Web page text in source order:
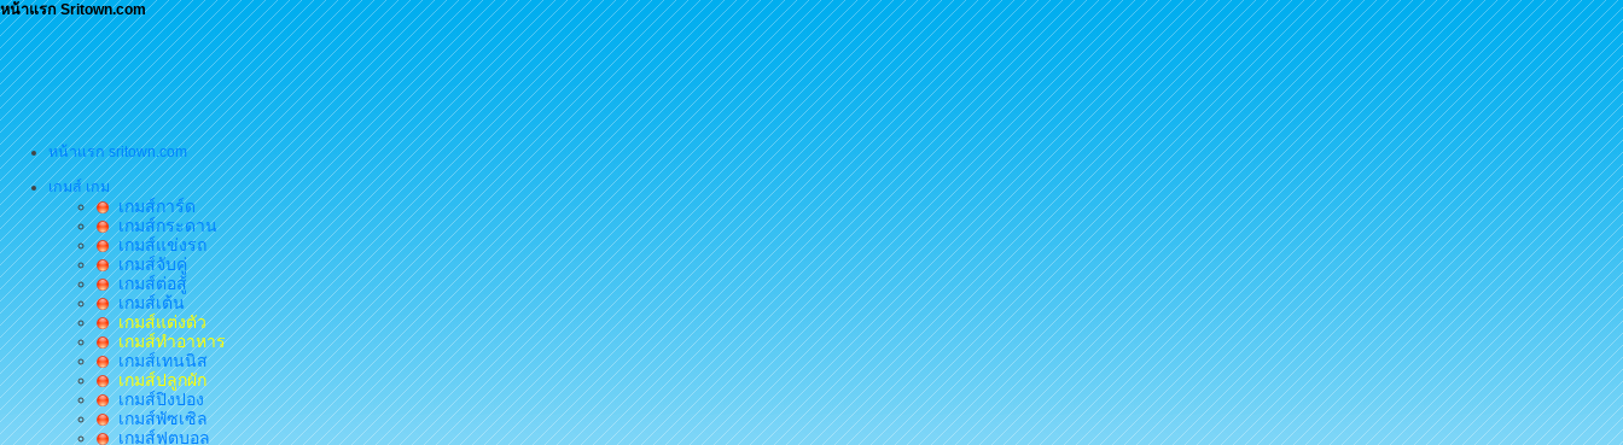
หน้าแรก Sritown.com
หน้าแรก sritown.com
เกมส์ เกม
เกมส์การ์ด
เกมส์กระดาน
เกมส์แข่งรถ
เกมส์จับคู่
เกมส์ต่อสู้
เกมส์เต้น
เกมส์แต่งตัว
เกมส์ทำอาหาร
เกมส์เทนนิส
เกมส์ปลูกผัก
เกมส์ปิงปอง
เกมส์พัซเซิล
เกมส์ฟุตบอล